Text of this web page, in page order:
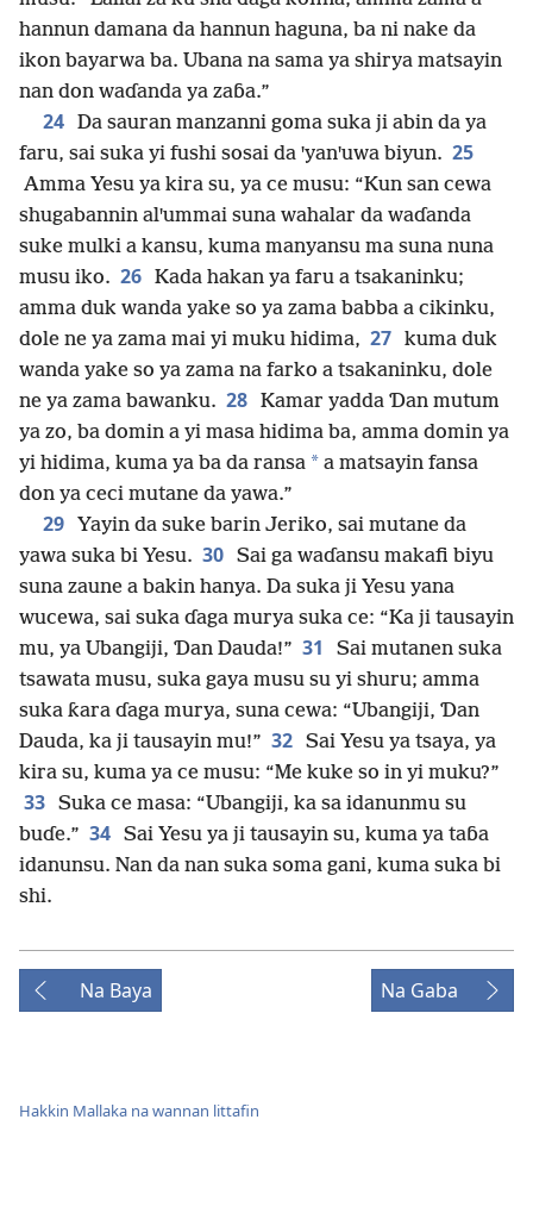
hannun damana da hannun haguna, ba ni nake da
ikon bayarwa ba. Ubana na sama ya shirya matsayin
nan don waɗanda ya zaɓa.”
24 Da sauran manzanni goma suka ji abin da ya
faru, sai suka yi fushi sosai da ꞌyanꞌuwa biyun. 25
Amma Yesu ya kira su, ya ce musu: “Kun san cewa
shugabannin alꞌummai suna wahalar da waɗanda
suke mulki a kansu, kuma manyansu ma suna nuna
musu iko. 26 Kada hakan ya faru a tsakaninku;
amma duk wanda yake so ya zama babba a cikinku,
dole ne ya zama mai yi muku hidima, 27 kuma duk
wanda yake so ya zama na farko a tsakaninku, dole
ne ya zama bawanku. 28 Kamar yadda Ɗan mutum
ya zo, ba domin a yi masa hidima ba, amma domin ya
yi hidima, kuma ya ba da ransa * a matsayin fansa
don ya ceci mutane da yawa.”
29
Yayin da suke barin Jeriko, sai mutane da
yawa suka bi Yesu. 30 Sai ga waɗansu makafi biyu
suna zaune a bakin hanya. Da suka ji Yesu yana
wucewa, sai suka ɗaga murya suka ce: “Ka ji tausayin
mu, ya Ubangiji, Ɗan Dauda!” 31
Sai mutanen suka
tsawata musu, suka gaya musu su yi shuru; amma
suka ƙara ɗaga murya, suna cewa: “Ubangiji, Ɗan
Dauda, ka ji tausayin mu!” 32 Sai Yesu ya tsaya, ya
kira su, kuma ya ce musu: “Me kuke so in yi muku?”
33 Suka ce masa: “Ubangiji, ka sa idanunmu su
buɗe.” 34 Sai Yesu ya ji tausayin su, kuma ya taɓa
idanunsu. Nan da nan suka soma gani, kuma suka bi
shi.
Na Baya Na Gaba
Hakkin Mallaka na wannan littafin